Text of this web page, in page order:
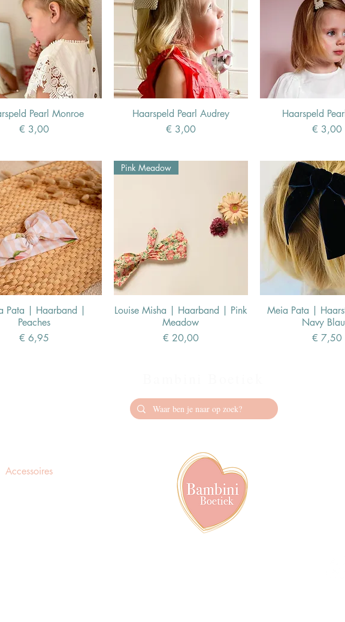
Pearl Monroe
Prijs
€ 3,00
Haarspeld Pearl Audrey
Prijs
€ 3,00
Haarspeld
Prijs
€ 3,00
Pata | Haarband |
Peaches
Prijs
€ 6,95
Pink Meadow
Louise Misha | Haarband | Pink
Meadow
Prijs
€ 20,00
Meia Pata |
Navy
Prijs
€ 7,50
Accessoires